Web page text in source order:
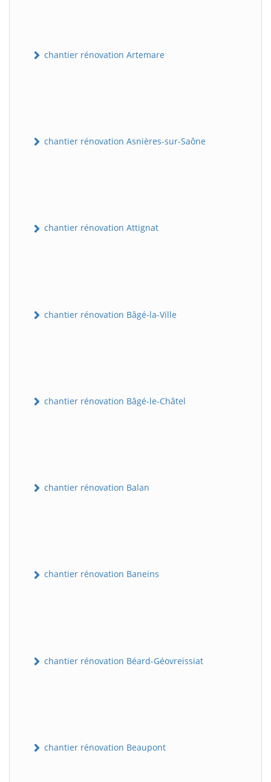
chantier rénovation Artemare
chantier rénovation Asnières-sur-Saône
chantier rénovation Attignat
chantier rénovation Bâgé-la-Ville
chantier rénovation Bâgé-le-Châtel
chantier rénovation Balan
chantier rénovation Baneins
chantier rénovation Béard-Géovreissiat
chantier rénovation Beaupont